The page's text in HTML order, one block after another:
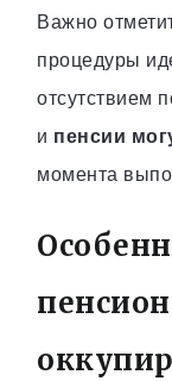
Важно
процедуры
отсутствием
и пенсии
момента